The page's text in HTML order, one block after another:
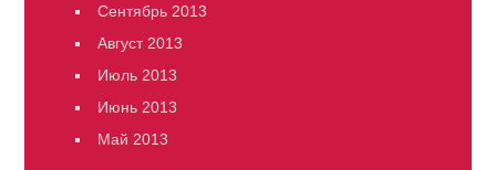
Сентябрь 2013
Август 2013
Июль 2013
Июнь 2013
Май 2013